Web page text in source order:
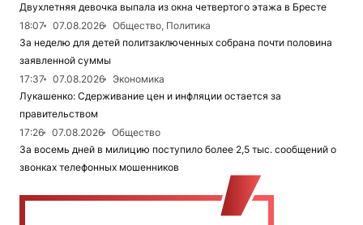
Двухлетняя девочка выпала из окна четвертого этажа в Бресте
18:07
07.08.2026
Общество, Политика
За неделю для детей политзаключенных собрана почти половина
заявленной суммы
17:37
07.08.2026
Экономика
Лукашенко: Сдерживание цен и инфляции остается за
правительством
17:26
07.08.2026
Общество
За восемь дней в милицию поступило более 2,5 тыс. сообщений о
звонках телефонных мошенников